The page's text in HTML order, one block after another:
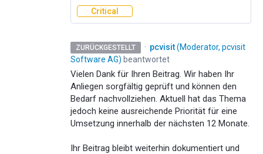
Critical
ZURÜCKGESTELLT · pcvisit(Moderator, pcvisit
Software AG) beantwortet
Vielen Dank für Ihren Beitrag. Wir haben Ihr
Anliegen sorgfältig geprüft und können den
Bedarf nachvollziehen. Aktuell hat das Thema
jedoch keine ausreichende Priorität für eine
Umsetzung innerhalb der nächsten 12 Monate.
Ihr Beitrag bleibt weiterhin dokumentiert und